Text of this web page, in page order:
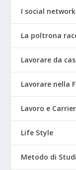
I social
La poltrona
Lavorare da
Lavorare nella
Lavoro e
Life Style
Metodo di